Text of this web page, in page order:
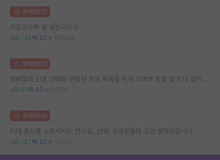
명예의전당
지도교수와 잘 맞는다는것
140 20 64549
명예의전당
후배들의 진로 선택과 균형된 정보 획득을 위해 익명의 힘을 빌어 다 같이 연봉 공개 타임 한번 갖는 것 어때요?
81 63 20715
명예의전당
타대 출신을 소외시키는 연구실. 선배, 동료분들의 조언 부탁드립니다.
137 52 41941